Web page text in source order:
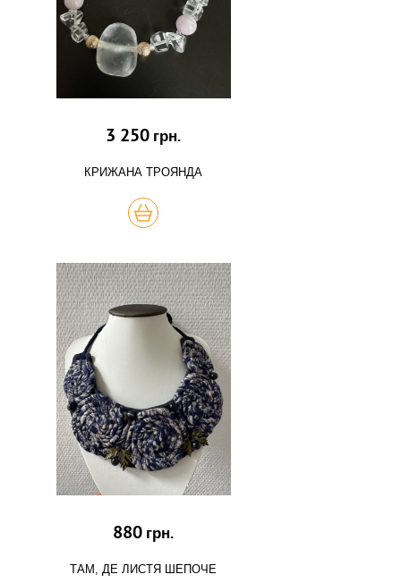
3 250 грн.
КРИЖАНА ТРОЯНДА
КУПИТЬ
880 грн.
ТАМ, ДЕ ЛИСТЯ ШЕПОЧЕ